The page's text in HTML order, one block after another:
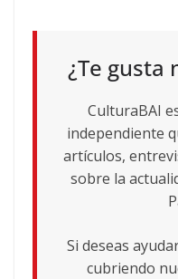
¿Te gusta
CulturaBAI
independiente
artículos,
sobre la
Si deseas
cubriendo